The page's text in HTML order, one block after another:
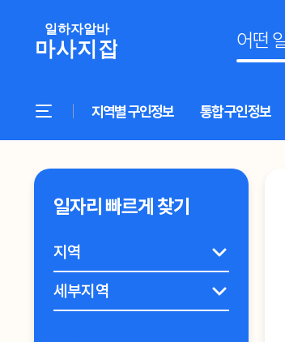
지역별 구인정보 통합 구인정보
일자리 빠르게 찾기